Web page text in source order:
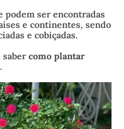
podem ser encontradas
e continentes, sendo
e cobiçadas.
como plantar
.